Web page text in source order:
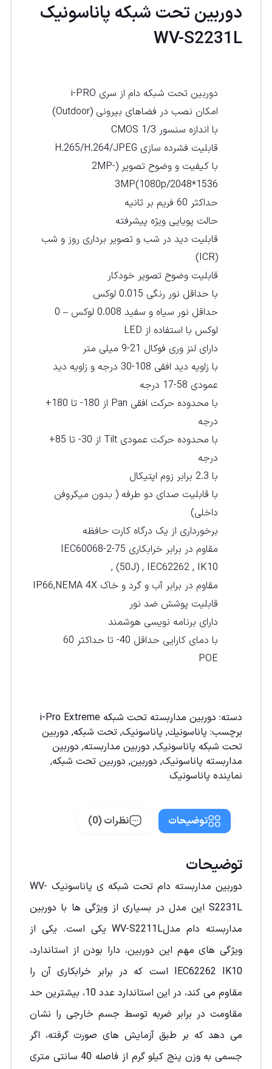
دوربین تحت شبکه پاناسونيک
WV-S2231L
دوربین تحت شبکه دام از سری i-PRO
امکان نصب در فضاهای بیرونی (Outdoor)
با اندازه سنسور CMOS 1/3
قابلیت فشرده سازی H.265/H.264/JPEG
با کیفیت و وضوح تصویر (2MP-
3MP(1080p/2048*1536
حداکثر 60 فریم بر ثانیه
حالت پویایی ویژه پیشرفته
قابلیت دید در شب و تصویر برداری روز و شب
(ICR)
قابلیت وضوح تصویر خودکار
با حداقل نور رنگی 0.015 لوکس
حداقل نور سیاه و سفید 0.008 لوکس – 0
لوکس با استفاده از LED
دارای لنز وری فوکال 21-9 میلی متر
با زاویه دید افقی 108-30 درجه و زاویه دید
عمودی 58-17 درجه
با محدوده حرکت افقی Pan از 180- تا 180+
درجه
با محدوده حرکت عمودی Tilt از 30- تا 85+
درجه
با 2.3 برابر زوم اپتیکال
با قابلیت صدای دو طرفه ( بدون میکروفن
داخلی)
برخورداری از یک درگاه کارت حافظه
مقاوم در برابر خرابکاری IEC60068-2-75
(50J) , IEC62262 , IK10 ,
مقاوم در برابر آب و گرد و خاک IP66,NEMA 4X
قابلیت پوشش ضد نور
دارای برنامه نویسی هوشمند
با دمای کارایی حداقل 40- تا حداکثر 60
POE
دسته: دوربين مداربسته تحت شبكه i-Pro Extreme
برچسب: پاناسونیك, پاناسونیک, تحت شبکه, دوربين
تحت شبكه پاناسونيک, دوربين مداربسته, دوربين
مداربسته پاناسونيک, دوربین, دوربین تحت شبكه,
نماينده پاناسونيک
توضیحات نظرات (0)
توضیحات
دوربین مداربسته دام تحت شبکه ی پاناسونیک WV-
S2231L این مدل در بسیاری از ویژگی ها با
دوربین
مداربسته دام مدلWV-S2211L
یکی است. یکی از
ویژگی های مهم این دوربین، دارا بودن از استاندارد،
IEC62262 IK10 است که در برابر خرابکاری آن را
مقاوم می کند، در این استاندارد عدد 10، بیشترین حد
مقاومت در برابر ضربه توسط جسم خارجی را نشان
می دهد که بر طبق آزمایش های صورت گرفته، اگر
جسمی به وزن پنج کیلو گرم از فاصله 40 سانتی متری